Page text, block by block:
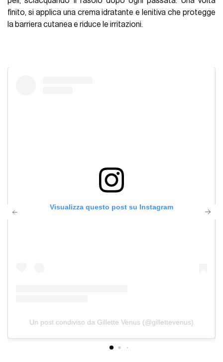
finito, si applica una crema idratante e lenitiva che protegge
la barriera cutaneae riduce le irritazioni.
Visualizza questo post su Instagram
Un post condiviso da Gillette Venus (@gillettevenus)